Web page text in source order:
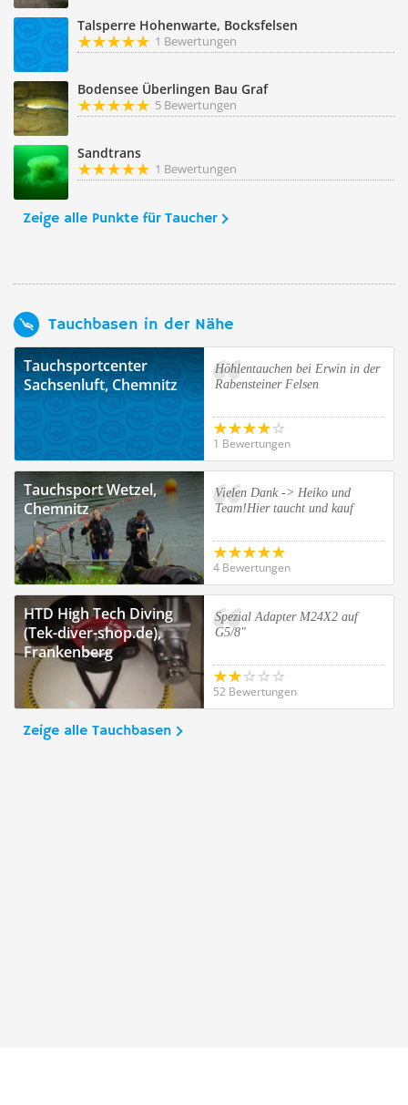
Talsperre Hohenwarte, Bocksfelsen
1 Bewertungen
Bodensee Überlingen Bau Graf
5 Bewertungen
Sandtrans
1 Bewertungen
Zeige alle Punkte für Taucher
Tauchbasen in der Nähe
Tauchsportcenter
Sachsenluft, Chemnitz
Höhlentauchen bei Erwin in der
Rabensteiner Felsen
1 Bewertungen
Tauchsport Wetzel,
Chemnitz
Vielen Dank -> Heiko und
Team!Hier taucht und kauf
4 Bewertungen
HTD High Tech Diving
(Tek-diver-shop.de),
Frankenberg
Spezial Adapter M24X2 auf
G5/8"
52 Bewertungen
Zeige alle Tauchbasen